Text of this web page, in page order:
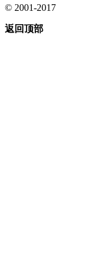
© 2001-2017
返回顶部